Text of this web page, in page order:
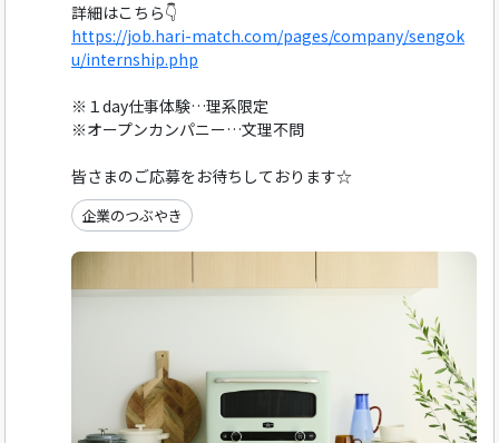
詳細はこちら👇
https://job.hari-match.com/pages/company/sengok
u/internship.php
※１day仕事体験…理系限定
※オープンカンパニー…文理不問
皆さまのご応募をお待ちしております☆
企業のつぶやき